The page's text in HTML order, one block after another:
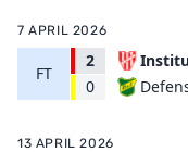
7 APRIL 2026
FT
2
0
13 APRIL 2026